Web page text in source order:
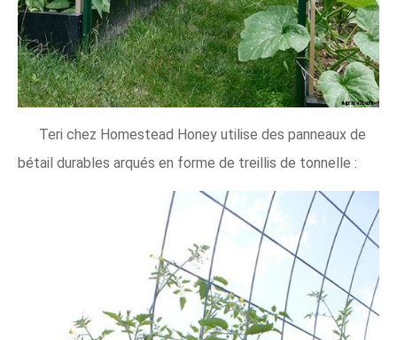
Teri chez Homestead Honey utilise des panneaux de
bétail durables arqués en forme de treillis de tonnelle :